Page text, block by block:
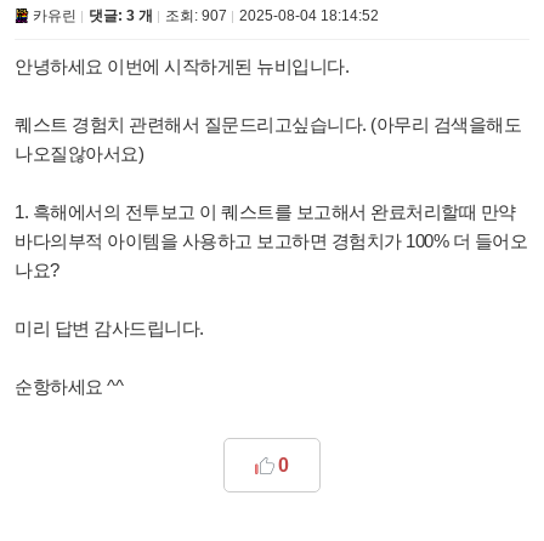
카유린 댓글: 3 개 조회: 907 2025-08-04 18:14:52
안녕하세요 이번에 시작하게된 뉴비입니다.
퀘스트 경험치 관련해서 질문드리고싶습니다. (아무리 검색을해도
나오질않아서요)
1. 흑해에서의 전투보고 이 퀘스트를 보고해서 완료처리할때 만약
바다의부적 아이템을 사용하고 보고하면 경험치가 100% 더 들어오
나요?
미리 답변 감사드립니다.
순항하세요 ^^
0